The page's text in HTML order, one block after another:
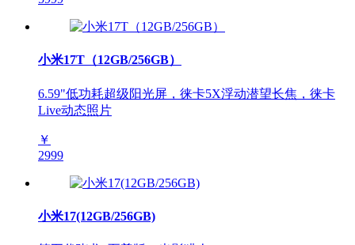
小米17T（12GB/256GB）
6.59"低功耗超级阳光屏，徕卡5X浮动潜望长焦，徕卡
Live动态照片
￥
2999
小米17(12GB/256GB)